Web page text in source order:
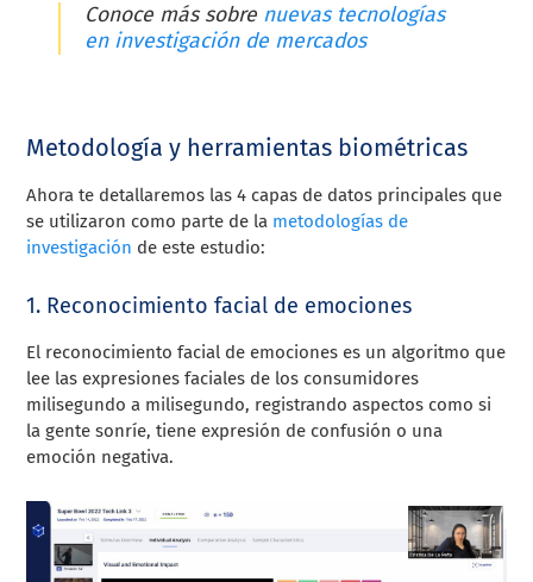
Conoce más sobre nuevas tecnologías
en investigación de mercados
Metodología y herramientas biométricas
Ahora te detallaremos las 4 capas de datos principales que
se utilizaron como parte de la metodologías de
investigación de este estudio:
1. Reconocimiento facial de emociones
El reconocimiento facial de emociones es un algoritmo que
lee las expresiones faciales de los consumidores
milisegundo a milisegundo, registrando aspectos como si
la gente sonríe, tiene expresión de confusión o una
emoción negativa.